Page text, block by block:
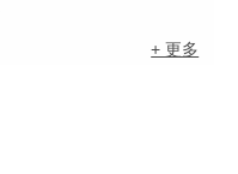
+ 更多